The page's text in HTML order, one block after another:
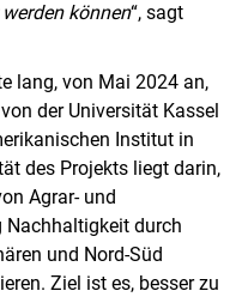
können“, sagt
lang, von Mai 2024 an,
der Universität Kassel
Institut in
des Projekts liegt darin,
Agrar- und
Nachhaltigkeit durch
und Nord-Süd
Ziel ist es, besser zu